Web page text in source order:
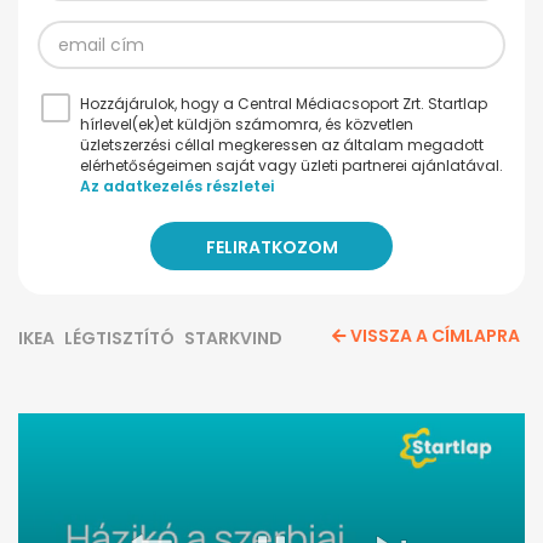
Hozzájárulok, hogy a Central Médiacsoport Zrt. Startlap
hírlevel(ek)et küldjön számomra, és közvetlen
üzletszerzési céllal megkeressen az általam megadott
elérhetőségeimen saját vagy üzleti partnerei ajánlatával.
Az adatkezelés részletei
IKEA LÉGTISZTÍTÓ STARKVIND VISSZA A CÍMLAPRA